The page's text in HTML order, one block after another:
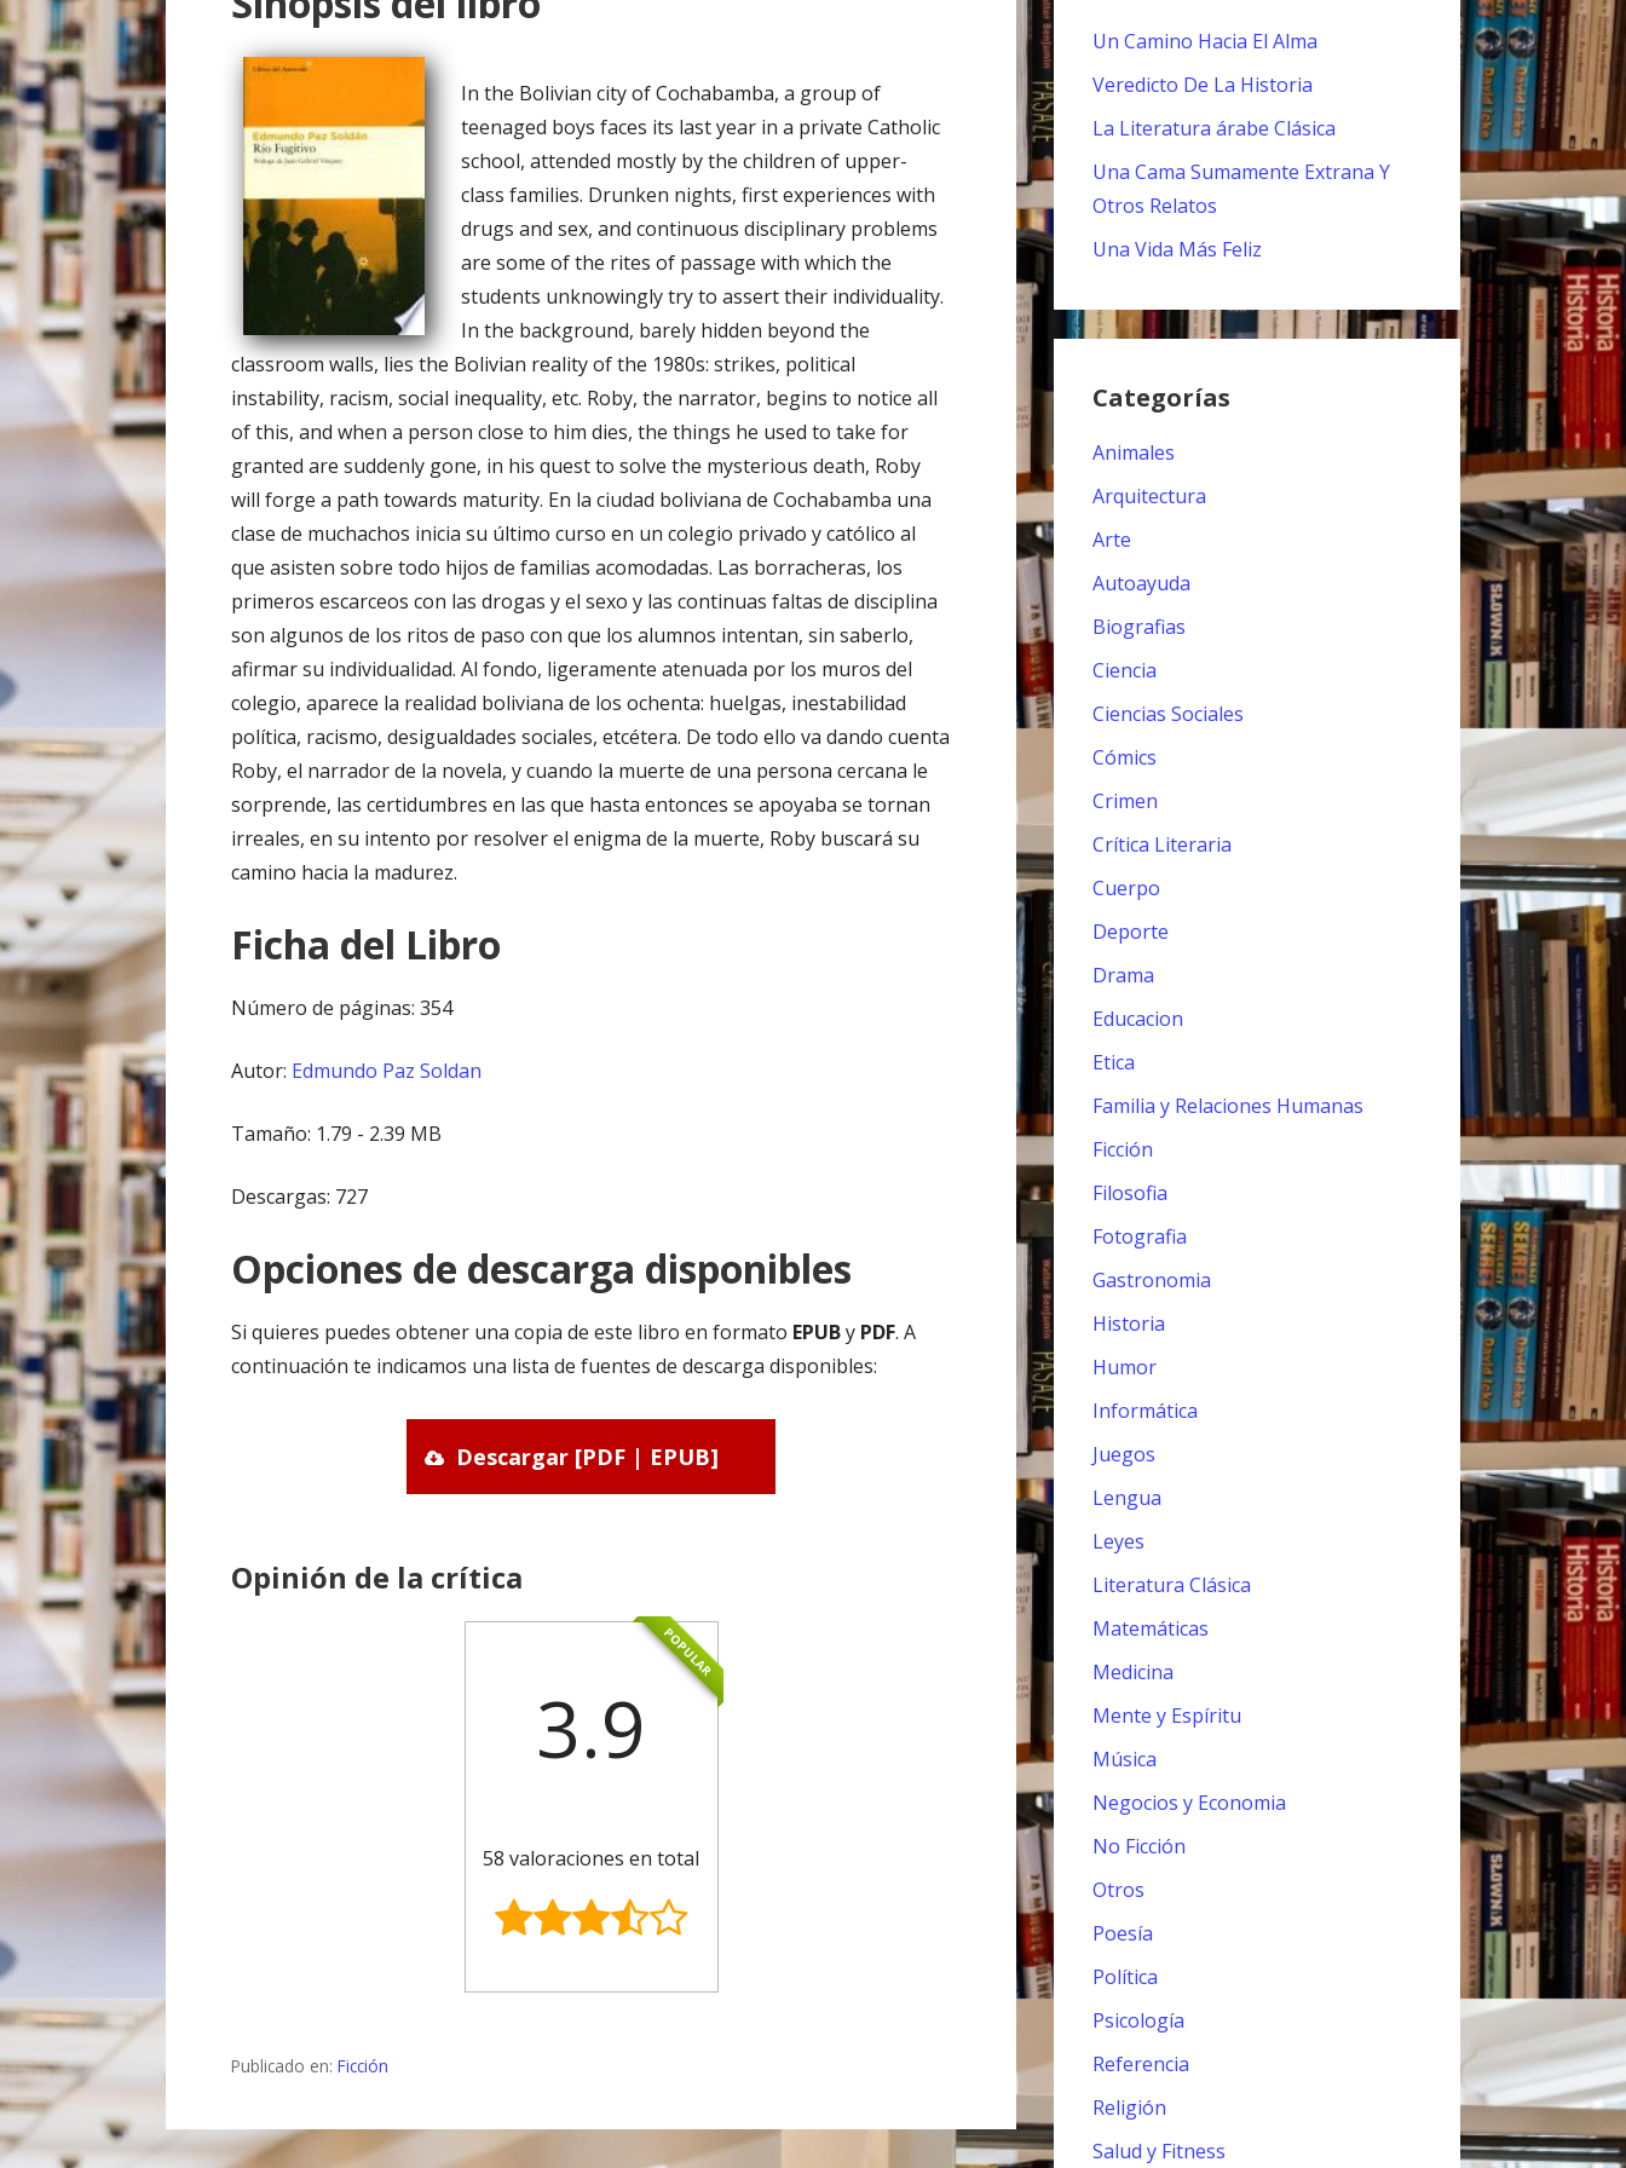
o
In the Bolivian city of Cochabamba, a group of
teenaged boys faces its last year in a private Catholic
school, attended mostly by the children of upper-
class families. Drunken nights, first experiences with
drugs and sex, and continuous disciplinary problems
are some of the rites of passage with which the
students unknowingly try to assert their individuality.
In the background, barely hidden beyond the
classroom walls, lies the Bolivian reality of the 1980s: strikes, political
instability, racism, social inequality, etc. Roby, the narrator, begins to notice all
of this, and when a person close to him dies, the things he used to take for
granted are suddenly gone, in his quest to solve the mysterious death, Roby
will forge a path towards maturity. En la ciudad boliviana de Cochabamba una
clase de muchachos inicia su último curso en un colegio privado y católico al
que asisten sobre todo hijos de familias acomodadas. Las borracheras, los
primeros escarceos con las drogas y el sexo y las continuas faltas de disciplina
son algunos de los ritos de paso con que los alumnos intentan, sin saberlo,
afirmar su individualidad. Al fondo, ligeramente atenuada por los muros del
colegio, aparece la realidad boliviana de los ochenta: huelgas, inestabilidad
política, racismo, desigualdades sociales, etcétera. De todo ello va dando cuenta
Roby, el narrador de la novela, y cuando la muerte de una persona cercana le
sorprende, las certidumbres en las que hasta entonces se apoyaba se tornan
irreales, en su intento por resolver el enigma de la muerte, Roby buscará su
camino hacia la madurez.
Ficha del Libro
Número de páginas: 354
Autor: Edmundo Paz Soldan
Tamaño: 1.79 - 2.39 MB
Descargas: 727
Opciones de descarga disponibles
Si quieres puedes obtener una copia de este libro en formato EPUBy PDF. A
continuación te indicamos una lista de fuentes de descarga disponibles:
Descargar [PDF | EPUB]
Opinión de la crítica
POPULAR
3.9
58 valoraciones en total
Publicado en:Ficción
Un Camino Hacia El Alma
Veredicto De La Historia
La Literatura árabe Clásica
Una Cama Sumamente Extrana Y
Otros Relatos
Una Vida Más Feliz
Categorías
Animales
Arquitectura
Arte
Autoayuda
Biografias
Ciencia
Ciencias Sociales
Cómics
Crimen
Crítica Literaria
Cuerpo
Deporte
Drama
Educacion
Etica
Familia y Relaciones Humanas
Ficción
Filosofia
Fotografia
Gastronomia
Historia
Humor
Informática
Juegos
Lengua
Leyes
Literatura Clásica
Matemáticas
Medicina
Mente y Espíritu
Música
Negocios y Economia
No Ficción
Otros
Poesía
Política
Psicología
Referencia
Religión
Salud y Fitness